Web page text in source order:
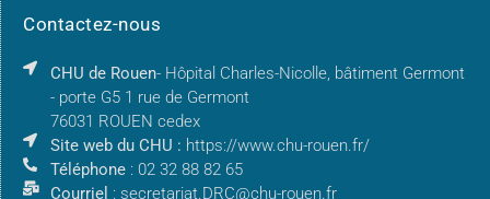
Contactez-nous
CHU de Rouen- Hôpital Charles-Nicolle, bâtiment Germont
- porte G5 1 rue de Germont
76031 ROUEN cedex
Site web du CHU : https://www.chu-rouen.fr/
Téléphone : 02 32 88 82 65
Courriel : secretariat.DRC@chu-rouen.fr